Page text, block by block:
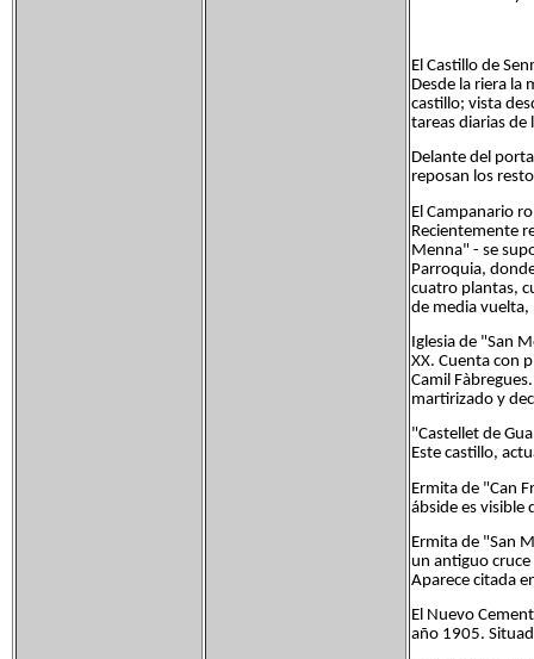
El Castillo de
Desde la riera la
castillo; vista
tareas diarias de
Delante del
reposan los
El Campanario
Recientemente
Menna" - se
Parroquia,
cuatro plantas,
de media
Iglesia de "San
XX. Cuenta con
Camil
martirizado y
"Castellet de
Este castillo,
Ermita de "Can
ábside es visible
Ermita de "San
un antiguo
Aparece citada
El Nuevo
año 1905.